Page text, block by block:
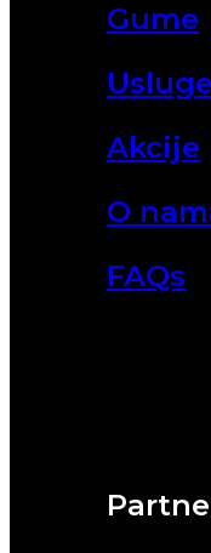
Gume
Usluge
Akcije
O
FAQs